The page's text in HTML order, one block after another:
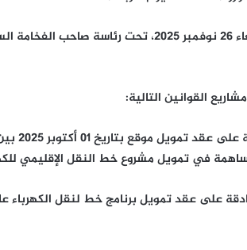
اجتمع مجلس الوزراء اليوم الأربعاء 26 نوفمبر
القوانين التالية:
‐
في تمويل مشروع خط النقل الإقليمي